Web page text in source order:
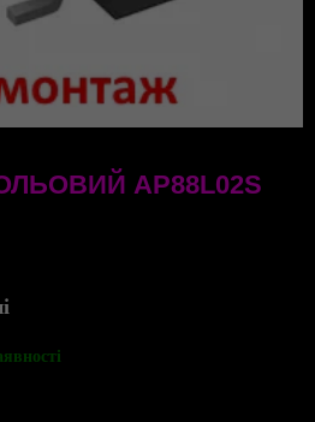
AP88L02S